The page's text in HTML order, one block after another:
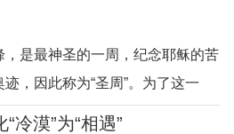
国基督徒而言，这不仅仅是日历
巧合，更是一次深刻的灵修契
。死亡与复活，追思与欢庆，泪水
是最神圣的一周，纪念耶稣的苦
，因此称为“圣周”。为了这一
守斋、悔改、补赎等，整整用了四
冷漠”为“相遇”